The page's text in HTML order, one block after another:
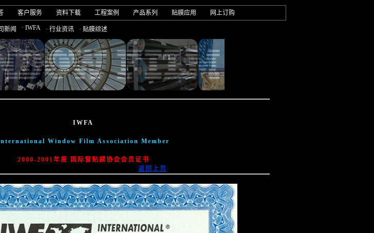
客户服务 资料下载 工程案例 产品系列 贴膜应用 网上订购
新闻 · IWFA · 行业资讯 · 贴膜综述
IWFA
Window Film Association Member
2000-2001年度 国际窗贴膜协会会员证书
返回上页